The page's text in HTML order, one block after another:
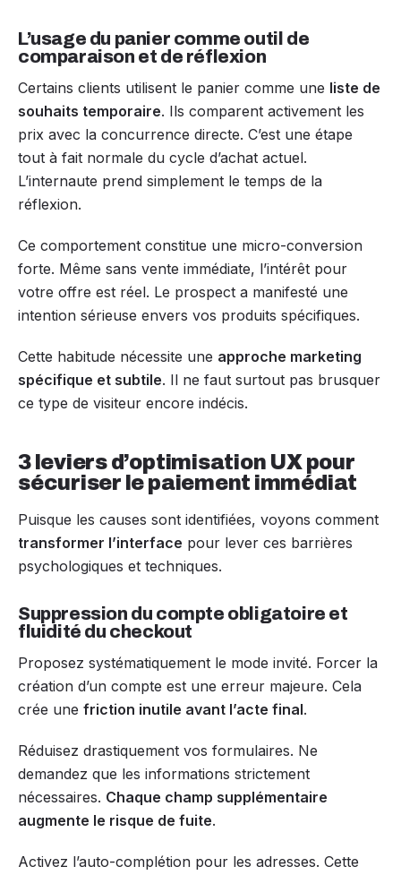
L’usage du panier comme outil de
comparaison et de réflexion
Certains clients utilisent le panier comme une liste de
souhaits temporaire. Ils comparent activement les
prix avec la concurrence directe. C’est une étape
tout à fait normale du cycle d’achat actuel.
L’internaute prend simplement le temps de la
réflexion.
Ce comportement constitue une micro-conversion
forte. Même sans vente immédiate, l’intérêt pour
votre offre est réel. Le prospect a manifesté une
intention sérieuse envers vos produits spécifiques.
Cette habitude nécessite une approche marketing
spécifique et subtile. Il ne faut surtout pas brusquer
ce type de visiteur encore indécis.
3 leviers d’optimisation UX pour
sécuriser le paiement immédiat
Puisque les causes sont identifiées, voyons comment
transformer l’interface pour lever ces barrières
psychologiques et techniques.
Suppression du compte obligatoire et
fluidité du checkout
Proposez systématiquement le mode invité. Forcer la
création d’un compte est une erreur majeure. Cela
crée une friction inutile avant l’acte final.
Réduisez drastiquement vos formulaires. Ne
demandez que les informations strictement
nécessaires. Chaque champ supplémentaire
augmente le risque de fuite.
Activez l’auto-complétion pour les adresses. Cette